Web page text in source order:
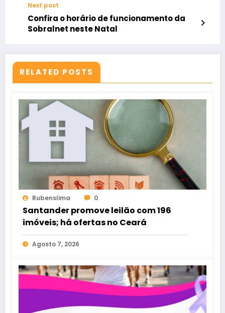
Next post
Confira o horário de funcionamento da
Sobralnet neste Natal
RELATED POSTS
Rubenslima 0
Santander promove leilão com 196
imóveis; há ofertas no Ceará
Agosto 7, 2026